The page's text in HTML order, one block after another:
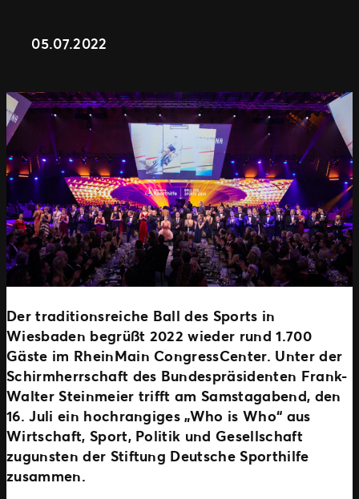
Sport
05.07.2022
Der traditionsreiche Ball des Sports in
Wiesbaden begrüßt 2022 wieder rund 1.700
Gäste im RheinMain CongressCenter. Unter der
Schirmherrschaft des Bundespräsidenten Frank-
Walter Steinmeier trifft am Samstagabend, den
16. Juli ein hochrangiges „Who is Who“ aus
Wirtschaft, Sport, Politik und Gesellschaft
zugunsten der Stiftung Deutsche Sporthilfe
zusammen.